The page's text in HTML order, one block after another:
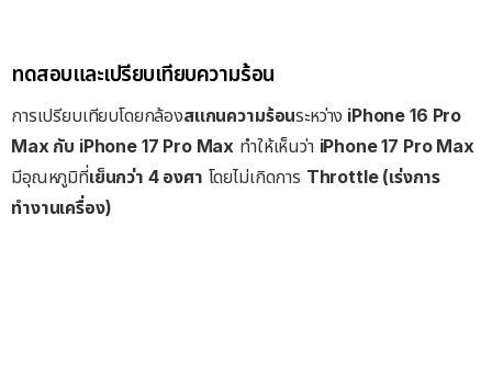
ทดสอบและเปรียบเทียบความร้อน
การเปรียบเทียบโดยกล้องสแกนความร้อนระหว่าง iPhone 16 Pro
Max กับ iPhone 17 Pro Max ทำให้เห็นว่า iPhone 17 Pro Max
มีอุณหภูมิที่เย็นกว่า 4 องศา โดยไม่เกิดการ Throttle (เร่งการ
ทำงานเครื่อง)